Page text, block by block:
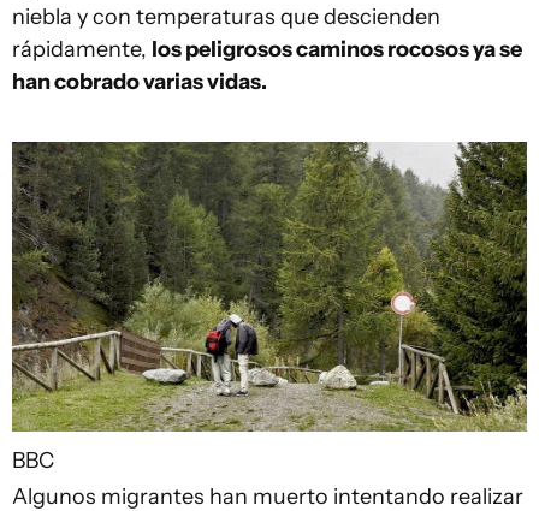
niebla y con temperaturas que descienden
rápidamente, los peligrosos caminos rocosos ya se
han cobrado varias vidas.
BBC
Algunos migrantes han muerto intentando realizar